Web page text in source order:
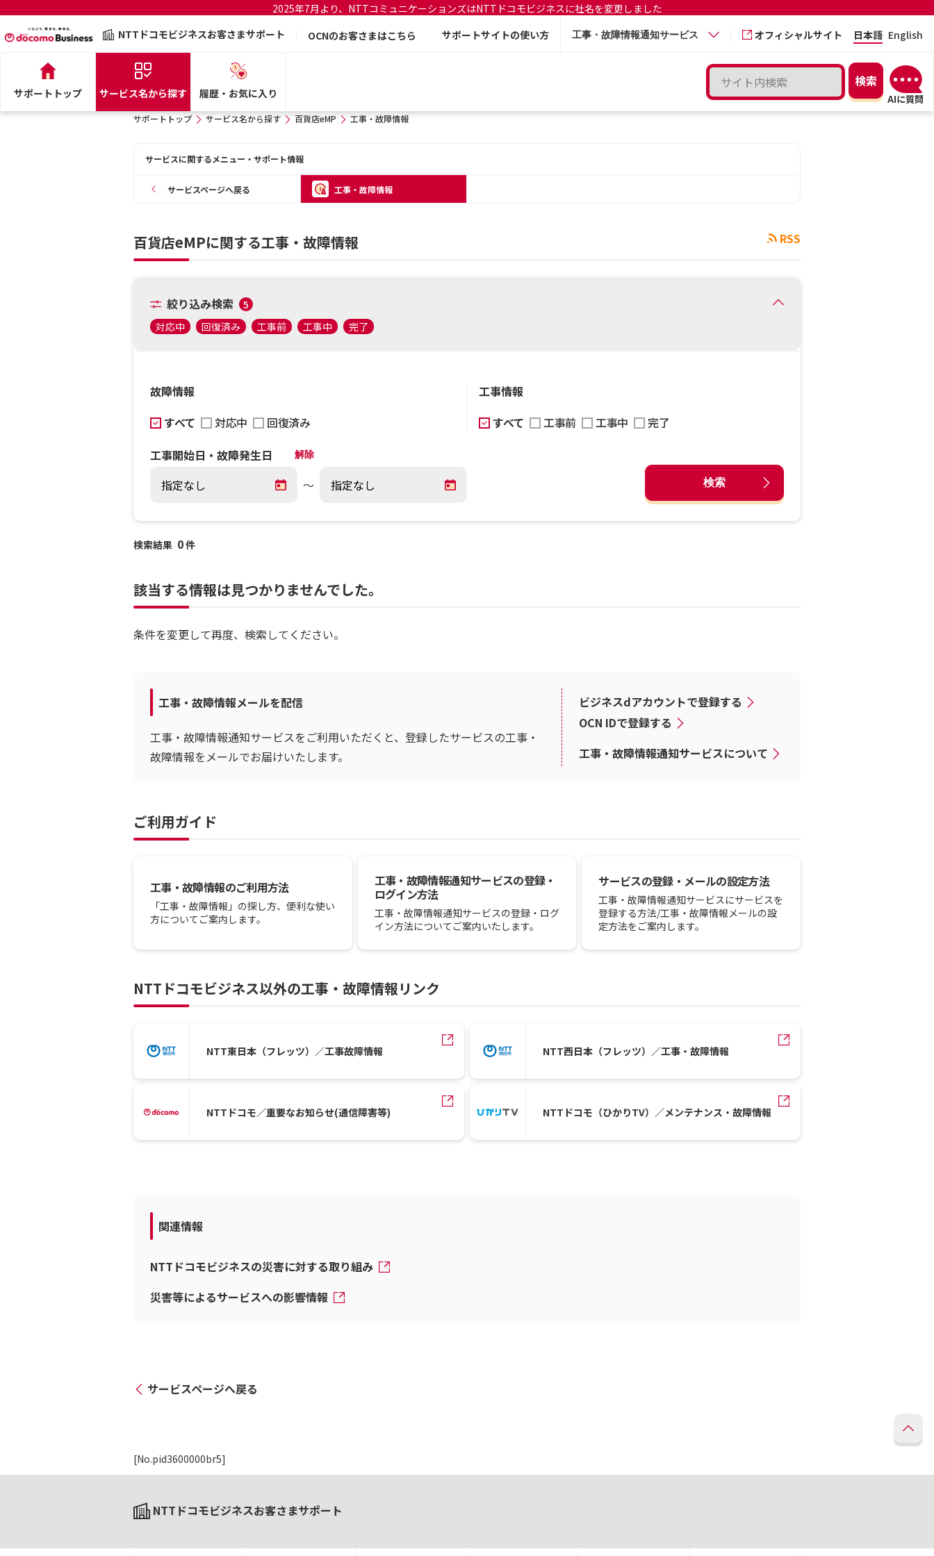
2025年7月より、NTTコミュニケーションズはNTTドコモビジネスに社名を変更しました
NTTドコモビジネスお客さまサポート
OCNのお客さまはこちら サポートサイトの使い方 工事・故障情報通知サービス オフィシャルサイト 日本語 English
サポートトップ サービス名から探す 履歴・お気に入り
サポートトップ サービス名から探す 百貨店eMP 工事・故障情報
サービスに関するメニュー・サポート情報
サービスページへ戻る 工事・故障情報
RSS
百貨店eMPに関する工事・故障情報
絞り込み検索
5
対応中
回復済み 工事前 工事中 完了
故障情報
すべて
対応中 回復済み
工事情報
すべて
工事前 工事中
完了
工事開始日・故障発生日
解除
～ 検索
検索結果 0件
該当する情報は見つかりませんでした。
条件を変更して再度、検索してください。
工事・故障情報メールを配信
工事・故障情報通知サービスをご利用いただくと、登録したサービスの工事・
故障情報をメールでお届けいたします。
ビジネスdアカウントで登録する
OCN IDで登録する
工事・故障情報通知サービスについて
ご利用ガイド
工事・故障情報のご利用方法
「工事・故障情報」の探し方、便利な使い
方についてご案内します。
工事・故障情報通知サービスの登録・
ログイン方法
工事・故障情報通知サービスの登録・ログ
イン方法についてご案内いたします。
サービスの登録・メールの設定方法
工事・故障情報通知サービスにサービスを
登録する方法/工事・故障情報メールの設
定方法をご案内します。
NTTドコモビジネス以外の工事・故障情報リンク
NTT東日本（フレッツ）／工事故障情報 NTT西日本（フレッツ）／工事・故障情報
NTTドコモ／重要なお知らせ(通信障害等) NTTドコモ（ひかりTV）／メンテナンス・故障情報
関連情報
NTTドコモビジネスの災害に対する取り組み
災害等によるサービスへの影響情報
サービスページへ戻る
[No.pid3600000br5]
NTTドコモビジネスお客さまサポート